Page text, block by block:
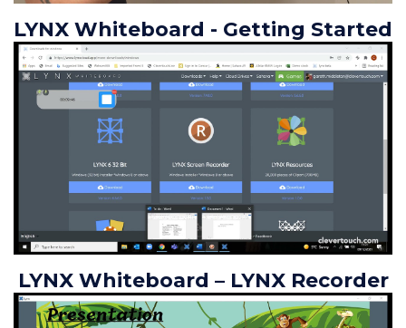
LYNX Whiteboard - Getting Started
LYNX Whiteboard – LYNX Recorder